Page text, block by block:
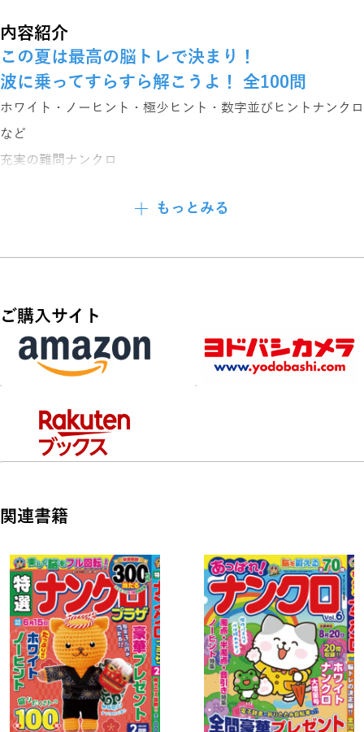
内容紹介
この夏は最高の脳トレで決まり！
波に乗ってすらすら解こうよ！ 全100問
ホワイト・ノーヒント・極少ヒント・数字並びヒントナンクロ
など
充実の難問ナンクロ
応募締切は11月20日（金）
あせらずゆっくり解いて、応募してください。
もっとみる
ご購入サイト
関連書籍